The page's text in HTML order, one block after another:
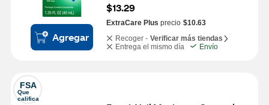
Agregar
$13.29
ExtraCare Plus precio $10.63
Recoger - Verificar más tiendas
Entrega el mismo día
Envío
FSA
Que
califica